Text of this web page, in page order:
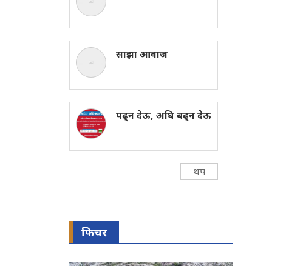
साझा आवाज
पढ्न देऊ, अघि बढ्न देऊ
थप
फिचर